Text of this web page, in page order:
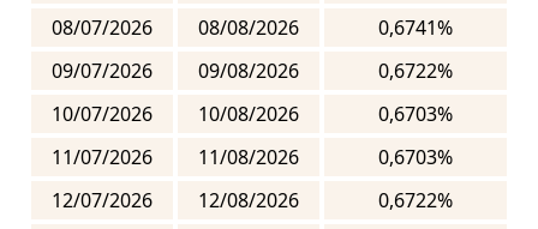
08/07/2026
08/08/2026
0,6741%
09/07/2026
09/08/2026
0,6722%
10/07/2026
10/08/2026
0,6703%
11/07/2026
11/08/2026
0,6703%
12/07/2026
12/08/2026
0,6722%